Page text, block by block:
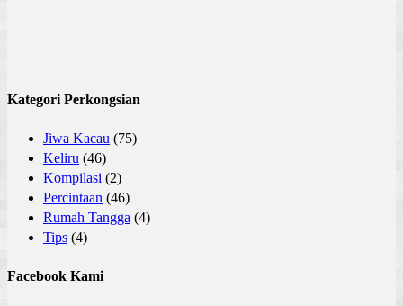
Kategori Perkongsian
Jiwa Kacau (75)
Keliru (46)
Kompilasi (2)
Percintaan (46)
Rumah Tangga (4)
Tips (4)
Facebook Kami